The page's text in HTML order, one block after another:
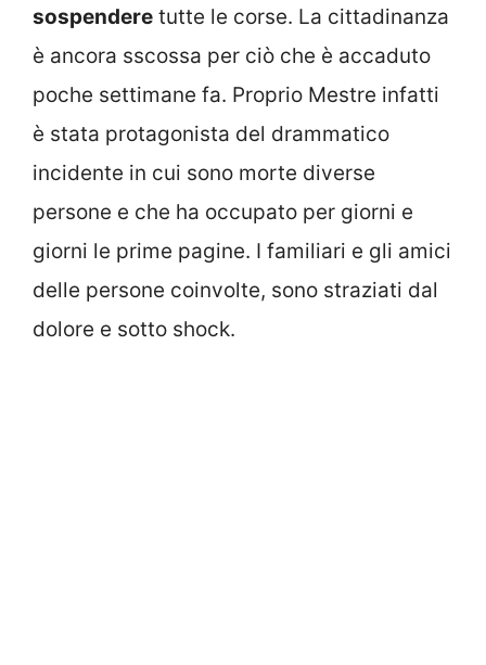
sospendere tutte le corse. La cittadinanza
è ancora sscossa per ciò che è accaduto
poche settimane fa. Proprio Mestre infatti
è stata protagonista del drammatico
incidente in cui sono morte diverse
persone e che ha occupato per giorni e
giorni le prime pagine. I familiari e gli amici
delle persone coinvolte, sono straziati dal
dolore e sotto shock.